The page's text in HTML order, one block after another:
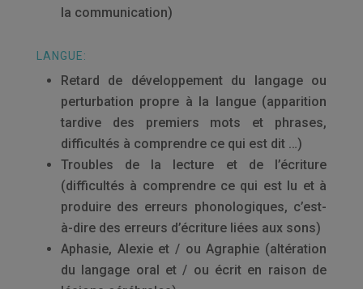
la communication)
LANGUE:
Retard de développement du langage ou
perturbation propre à la langue (apparition
tardive des premiers mots et phrases,
difficultés à comprendre ce qui est dit …)
Troubles de la lecture et de l’écriture
(difficultés à comprendre ce qui est lu et à
produire des erreurs phonologiques, c’est-
à-dire des erreurs d’écriture liées aux sons)
Aphasie, Alexie et / ou Agraphie (altération
du langage oral et / ou écrit en raison de